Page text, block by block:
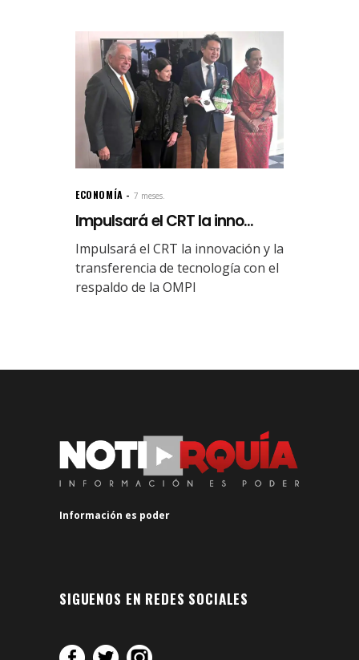
ECONOMÍA 7 meses.
Impulsará el CRT la inno...
Impulsará el CRT la innovación y la
transferencia de tecnología con el
respaldo de la OMPI
Información es poder
SIGUENOS EN REDES SOCIALES